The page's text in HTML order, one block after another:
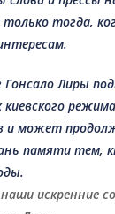
тогда,
Лиры
и может
памяти тем,
искренние